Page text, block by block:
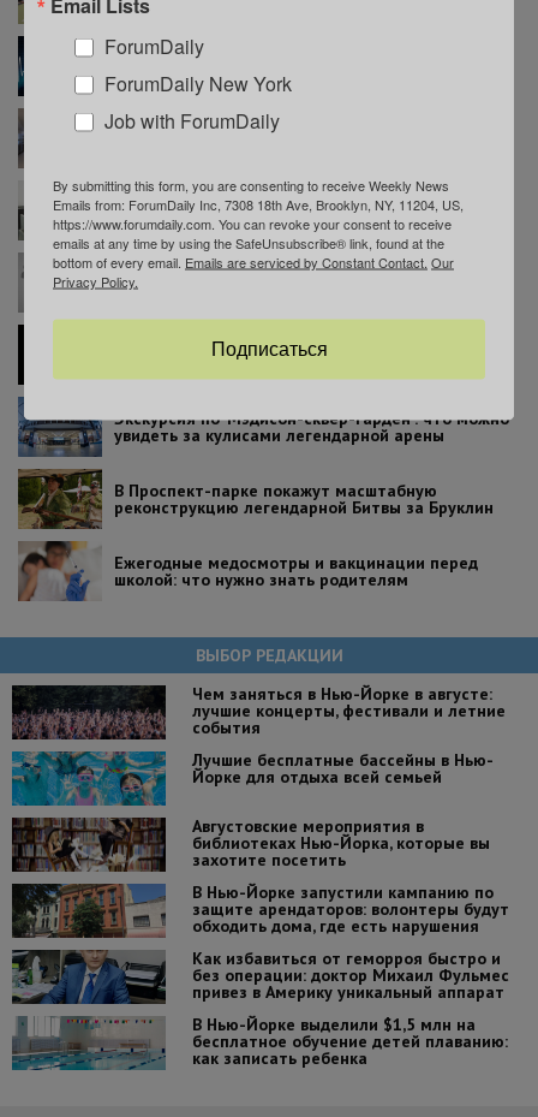
бесплатная неделя US Open
В Нью-Йорке вступил в силу закон об эвтаназии:
что нужно знать пациентам
Три нью-йоркские больницы – среди лучших в
Иммигрантам в Нью-Йорке расскажут о
бесплатной юридической помощи на 17 языках
В Нью-Йорке пройдет ярмарка вакансий с
возможностью получить работу в день
Психотерапевта в Нью-Йорке обвинили в
изнасиловании 17-летнего подростка
Экскурсия по ‘Мэдисон-сквер-гарден’: что можно
увидеть за кулисами легендарной арены
В Проспект-парке покажут масштабную
реконструкцию легендарной Битвы за Бруклин
Ежегодные медосмотры и вакцинации перед
школой: что нужно знать родителям
ВЫБОР РЕДАКЦИИ
Чем заняться в Нью-Йорке в августе:
лучшие концерты, фестивали и летние
события
Лучшие бесплатные бассейны в Нью-
Йорке для отдыха всей семьей
Августовские мероприятия в
библиотеках Нью-Йорка, которые вы
захотите посетить
В Нью-Йорке запустили кампанию по
защите арендаторов: волонтеры будут
обходить дома, где есть нарушения
Как избавиться от геморроя быстро и
без операции: доктор Михаил Фульмес
привез в Америку уникальный аппарат
В Нью-Йорке выделили $1,5 млн на
бесплатное обучение детей плаванию:
как записать ребенка
ForumDaily
ForumDaily New York
Job with ForumDaily
By submitting this form, you are consenting to receive Weekly News
Emails from: ForumDaily Inc, 7308 18th Ave, Brooklyn, NY, 11204, US,
https://www.forumdaily.com. You can revoke your consent to receive
emails at any time by using the SafeUnsubscribe® link, found at the
bottom of every email. Emails are serviced by Constant Contact. Our
Privacy Policy.
Подписаться